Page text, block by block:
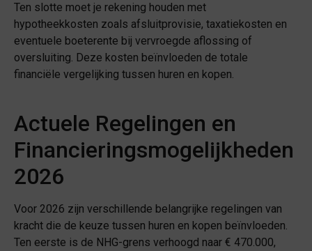
Ten slotte moet je rekening houden met
hypotheekkosten zoals afsluitprovisie, taxatiekosten en
eventuele boeterente bij vervroegde aflossing of
oversluiting. Deze kosten beïnvloeden de totale
financiële vergelijking tussen huren en kopen.
Actuele Regelingen en
Financieringsmogelijkheden
2026
Voor 2026 zijn verschillende belangrijke regelingen van
kracht die de keuze tussen huren en kopen beïnvloeden.
Ten eerste is de NHG-grens verhoogd naar € 470.000,